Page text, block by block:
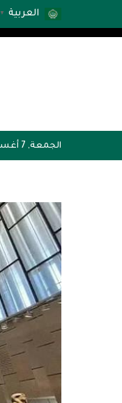
العربية ▼
الجمعة, 7 أغسطس , 2026